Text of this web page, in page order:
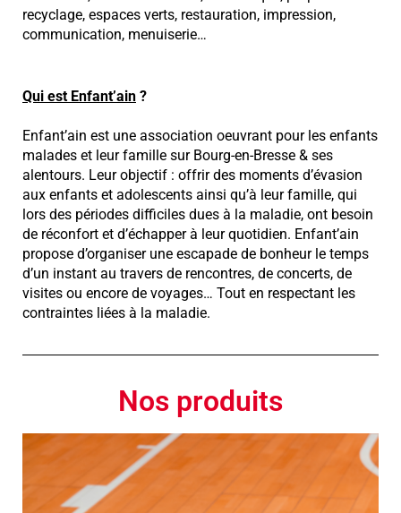
recyclage, espaces verts, restauration, impression,
communication, menuiserie…
Qui est Enfant’ain ?
Enfant’ain est une association oeuvrant pour les enfants
malades et leur famille sur Bourg-en-Bresse & ses
alentours. Leur objectif : offrir des moments d’évasion
aux enfants et adolescents ainsi qu’à leur famille, qui
lors des périodes difficiles dues à la maladie, ont besoin
de réconfort et d’échapper à leur quotidien. Enfant’ain
propose d’organiser une escapade de bonheur le temps
d’un instant au travers de rencontres, de concerts, de
visites ou encore de voyages… Tout en respectant les
contraintes liées à la maladie.
Nos produits